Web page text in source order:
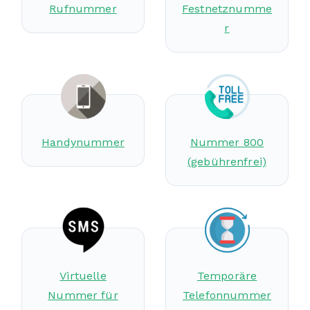
Rufnummer
Festnetznumme
r
Handynummer
Nummer 800
(gebührenfrei)
Virtuelle
Nummer für
Temporäre
Telefonnummer